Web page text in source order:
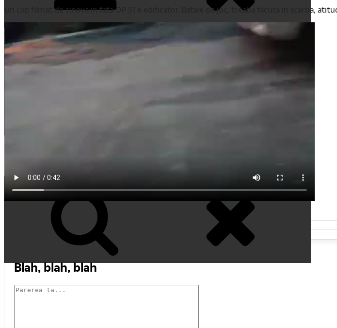
Cauta
Un clip filmat de cineva in fata OP 51 e edificator. Bataie de joc, treaba facuta in scarba,
Blah, blah, blah